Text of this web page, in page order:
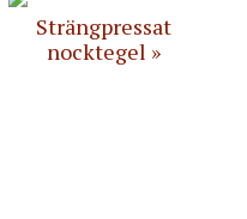
Strängpressat
nocktegel